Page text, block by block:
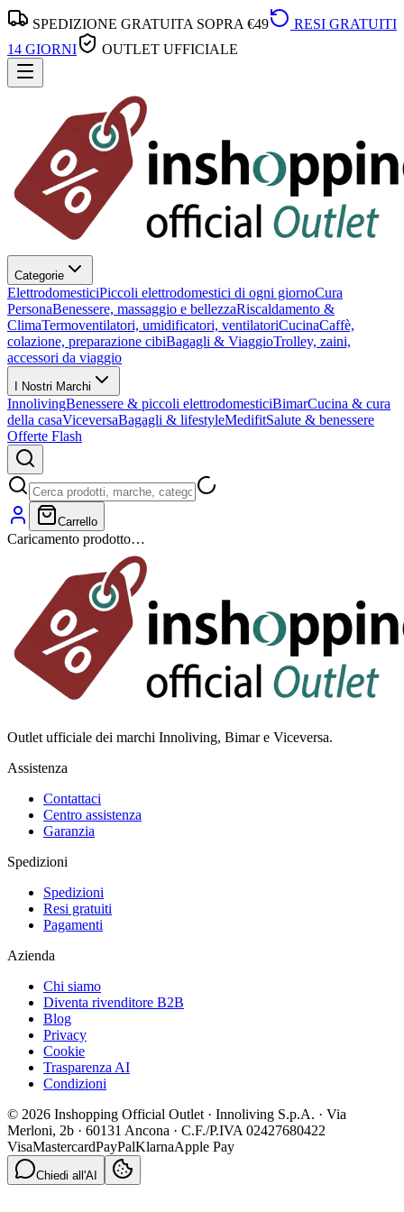
SPEDIZIONE GRATUITA SOPRA €49
RESI GRATUITI
14 GIORNI
OUTLET UFFICIALE
Categorie
ElettrodomesticiPiccoli elettrodomestici di ogni giornoCura
PersonaBenessere, massaggio e bellezzaRiscaldamento &
ClimaTermoventilatori, umidificatori, ventilatoriCucinaCaffè,
colazione, preparazione cibiBagagli & ViaggioTrolley, zaini,
accessori da viaggio
I Nostri Marchi
InnolivingBenessere & piccoli elettrodomesticiBimarCucina & cura
della casaViceversaBagagli & lifestyleMedifitSalute & benessere
Offerte Flash
Carrello
Caricamento prodotto…
Outlet ufficiale dei marchi Innoliving, Bimar e Viceversa.
Assistenza
Contattaci
Centro assistenza
Garanzia
Spedizioni
Spedizioni
Resi gratuiti
Pagamenti
Azienda
Chi siamo
Diventa rivenditore B2B
Blog
Privacy
Cookie
Trasparenza AI
Condizioni
© 2026 Inshopping Official Outlet · Innoliving S.p.A. · Via
Merloni, 2b · 60131 Ancona · C.F./P.IVA 02427680422
VisaMastercardPayPalKlarnaApple Pay
Chiedi all'AI